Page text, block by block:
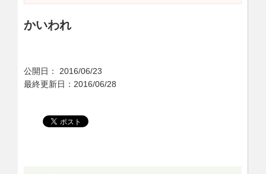
かいわれ
公開日： 2016/06/23
最終更新日：2016/06/28